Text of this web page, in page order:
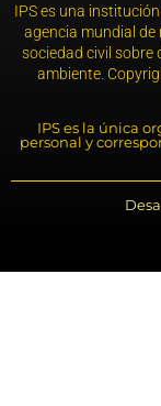
IPS es una
agencia mundial de
sociedad civil sobre
ambiente.
IPS es la única
personal y